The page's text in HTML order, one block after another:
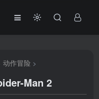
动作冒险 >
Man 2